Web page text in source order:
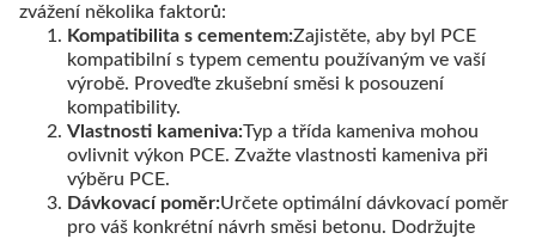
zvážení několika faktorů:
Kompatibilita s cementem:Zajistěte, aby byl PCE
kompatibilní s typem cementu používaným ve vaší
výrobě. Proveďte zkušební směsi k posouzení
kompatibility.
Vlastnosti kameniva:Typ a třída kameniva mohou
ovlivnit výkon PCE. Zvažte vlastnosti kameniva při
výběru PCE.
Dávkovací poměr:Určete optimální dávkovací poměr
pro váš konkrétní návrh směsi betonu. Dodržujte